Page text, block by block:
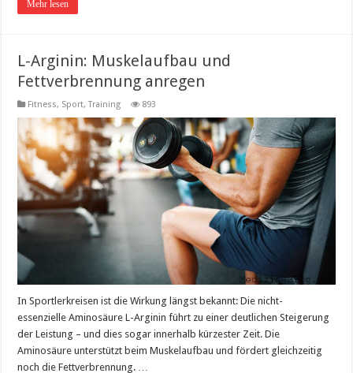
Mehr lesen
L-Arginin: Muskelaufbau und
Fettverbrennung anregen
Fitness, Sport, Training 893
In Sportlerkreisen ist die Wirkung längst bekannt: Die nicht-
essenzielle Aminosäure L-Arginin führt zu einer deutlichen Steigerung
der Leistung – und dies sogar innerhalb kürzester Zeit. Die
Aminosäure unterstützt beim Muskelaufbau und fördert gleichzeitig
noch die Fettverbrennung. …